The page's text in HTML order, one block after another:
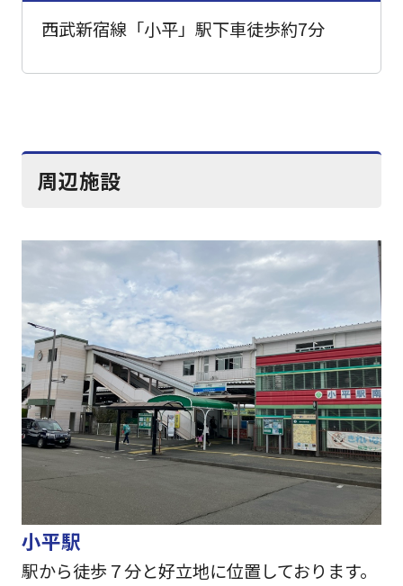
西武新宿線「小平」駅下車徒歩約7分
周辺施設
小平駅
駅から徒歩７分と好立地に位置しております。